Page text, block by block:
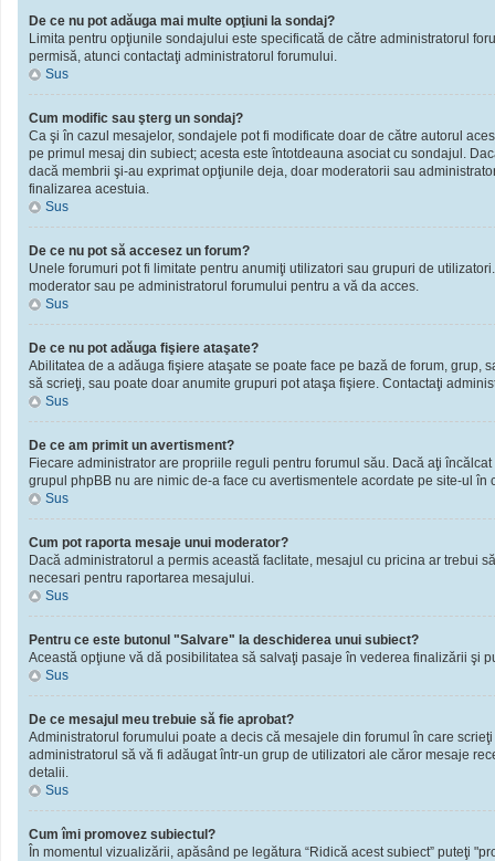
De ce nu pot adăuga mai multe opţiuni la sondaj?
Limita pentru opţiunile sondajului este specificată de către administratorul
permisă, atunci contactaţi administratorul forumului.
Sus
Cum modific sau şterg un sondaj?
Ca şi în cazul mesajelor, sondajele pot fi modificate doar de către autorul
pe primul mesaj din subiect; acesta este întotdeauna asociat cu sondajul.
dacă membrii şi-au exprimat opţiunile deja, doar moderatorii sau
finalizarea acestuia.
Sus
De ce nu pot să accesez un forum?
Unele forumuri pot fi limitate pentru anumiţi utilizatori sau grupuri de
moderator sau pe administratorul forumului pentru a vă da acces.
Sus
De ce nu pot adăuga fişiere ataşate?
Abilitatea de a adăuga fişiere ataşate se poate face pe bază de forum, grup,
să scrieţi, sau poate doar anumite grupuri pot ataşa fişiere. Contactaţi
Sus
De ce am primit un avertisment?
Fiecare administrator are propriile reguli pentru forumul său. Dacă aţi
grupul phpBB nu are nimic de-a face cu avertismentele acordate pe site-ul
Sus
Cum pot raporta mesaje unui moderator?
Dacă administratorul a permis această faclitate, mesajul cu pricina ar trebui
necesari pentru raportarea mesajului.
Sus
Pentru ce este butonul "Salvare" la deschiderea unui subiect?
Această opţiune vă dă posibilitatea să salvaţi pasaje în vederea finalizării şi
Sus
De ce mesajul meu trebuie să fie aprobat?
Administratorul forumului poate a decis că mesajele din forumul în care
administratorul să vă fi adăugat într-un grup de utilizatori ale căror mesaje
detalii.
Sus
Cum îmi promovez subiectul?
În momentul vizualizării, apăsând pe legătura “Ridică acest subiect” puteţi